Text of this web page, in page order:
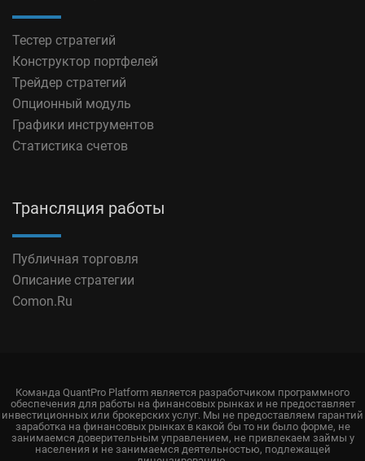
Тестер стратегий
Конструктор портфелей
Трейдер стратегий
Опционный модуль
Графики инструментов
Статистика счетов
Трансляция работы
Публичная торговля
Описание стратегии
Comon.Ru
Команда QuantPro Platform является разработчиком программного
обеспечения для работы на финансовых рынках и не предоставляет
инвестиционных или брокерских услуг. Мы не предоставляем гарантий
заработка на финансовых рынках в какой бы то ни было форме, не
занимаемся доверительным управлением, не привлекаем займы у
населения и не занимаемся деятельностью, подлежащей